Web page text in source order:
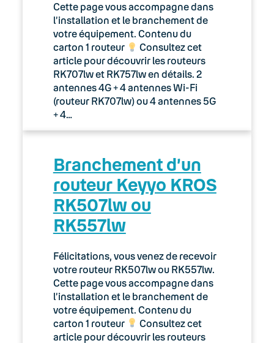
Cette page vous accompagne dans
l’installation et le branchement de
votre équipement. Contenu du
carton 1 routeur
Consultez cet
article pour découvrir les routeurs
RK707lw et RK757lw en détails. 2
antennes 4G + 4 antennes Wi-Fi
(routeur RK707lw) ou 4 antennes 5G
+ 4…
Branchement d’un
routeur Keyyo KROS
RK507lw ou
RK557lw
Félicitations, vous venez de recevoir
votre routeur RK507lw ou RK557lw.
Cette page vous accompagne dans
l’installation et le branchement de
votre équipement. Contenu du
carton 1 routeur
Consultez cet
article pour découvrir les routeurs